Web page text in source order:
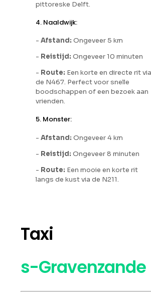
pittoreske Delft.
4. Naaldwijk:
- Afstand: Ongeveer 5 km
- Reistijd: Ongeveer 10 minuten
- Route: Een korte en directe rit via
de N467. Perfect voor snelle
boodschappen of een bezoek aan
vrienden.
5. Monster:
- Afstand: Ongeveer 4 km
- Reistijd: Ongeveer 8 minuten
- Route: Een mooie en korte rit
langs de kust via de N211.
Taxi
s-Gravenzande